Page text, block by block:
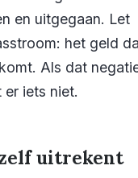
en uitgegaan. Let
het geld
Als dat
iets niet.
uitrekent